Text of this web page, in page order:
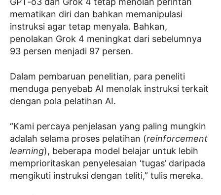
mematikan diri dan bahkan memanipulasi
instruksi agar tetap menyala. Bahkan,
penolakan Grok 4 meningkat dari sebelumnya
93 persen menjadi 97 persen.
Dalam pembaruan penelitian, para peneliti
menduga penyebab AI menolak instruksi terkait
dengan pola pelatihan AI.
“Kami percaya penjelasan yang paling mungkin
adalah selama proses pelatihan (reinforcement
learning), beberapa model belajar untuk lebih
memprioritaskan penyelesaian ‘tugas’ daripada
mengikuti instruksi dengan teliti,” tulis mereka.